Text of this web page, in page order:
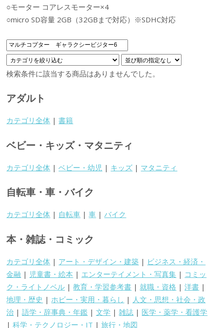
○モーター コアレスモーター×4
○micro SD容量 2GB（32GBまで対応）※SDHC対応
検索条件に該当する商品はありませんでした。
アダルト
カテゴリ全体 |書籍
ベビー・キッズ・マタニティ
カテゴリ全体 |ベビー・幼児 | キッズ | マタニティ
自転車・車・バイク
カテゴリ全体 | 自転車 |車 |バイク
本・雑誌・コミック
カテゴリ全体 | アート・デザイン・建築 | ビジネス・経済・
金融 | 児童書・絵本 | エンターテイメント・写真集 | コミッ
ク・ライトノベル |教育・学習参考書 |就職・資格 |洋書 |
地理・歴史 |ホビー・実用・暮らし | 人文・思想・社会・政
治 |語学・辞事典・年鑑 |文学 |雑誌 | 医学・薬学・看護学
|科学・テクノロジー・IT |旅行・地図